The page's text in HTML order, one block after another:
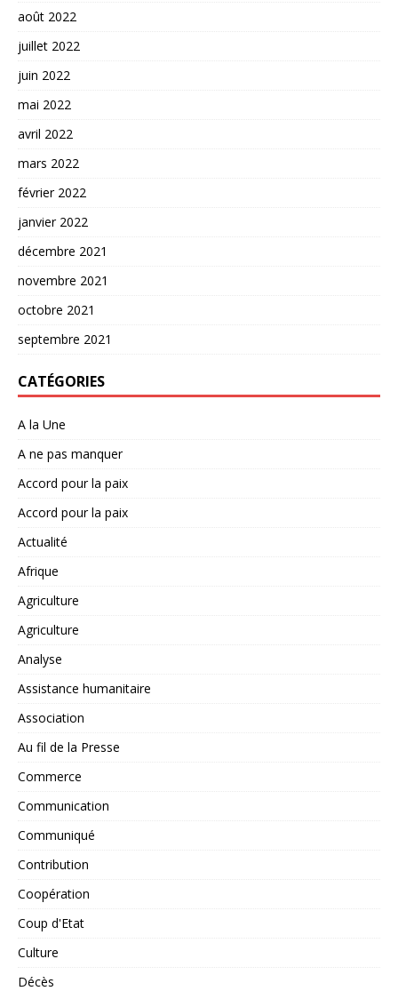
août 2022
juillet 2022
juin 2022
mai 2022
avril 2022
mars 2022
février 2022
janvier 2022
décembre 2021
novembre 2021
octobre 2021
septembre 2021
CATÉGORIES
A la Une
A ne pas manquer
Accord pour la paix
Accord pour la paix
Actualité
Afrique
Agriculture
Agriculture
Analyse
Assistance humanitaire
Association
Au fil de la Presse
Commerce
Communication
Communiqué
Contribution
Coopération
Coup d'Etat
Culture
Décès